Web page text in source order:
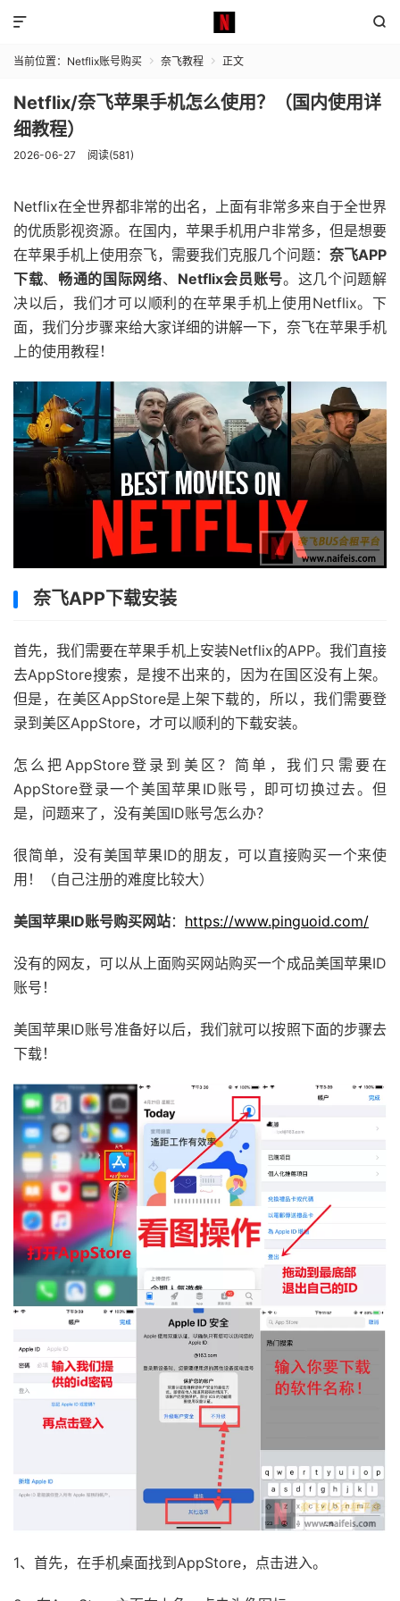


当前位置： Netflix账号购买  奈飞教程  正文
Netflix/奈飞苹果手机怎么使用？（国内使用详
细教程）
2026-06-27 阅读(581)
Netflix在全世界都非常的出名，上面有非常多来自于全世界
的优质影视资源。在国内，苹果手机用户非常多，但是想要
在苹果手机上使用奈飞，需要我们克服几个问题： 奈飞APP
下载、 畅通的国际网络、 Netflix会员账号。这几个问题解
决以后，我们才可以顺利的在苹果手机上使用Netflix。下
面，我们分步骤来给大家详细的讲解一下，奈飞在苹果手机
上的使用教程！
奈飞APP下载安装
首先，我们需要在苹果手机上安装Netflix的APP。我们直接
去AppStore搜索，是搜不出来的，因为在国区没有上架。
但是，在美区AppStore是上架下载的，所以，我们需要登
录到美区AppStore，才可以顺利的下载安装。
怎么把AppStore登录到美区？简单，我们只需要在
AppStore登录一个美国苹果ID账号，即可切换过去。但
是，问题来了，没有美国ID账号怎么办？
很简单，没有美国苹果ID的朋友，可以直接购买一个来使
用！（自己注册的难度比较大）
美国苹果ID账号购买网站： https://www.pinguoid.com/
没有的网友，可以从上面购买网站购买一个成品美国苹果ID
账号！
美国苹果ID账号准备好以后，我们就可以按照下面的步骤去
下载！
1、首先，在手机桌面找到AppStore，点击进入。